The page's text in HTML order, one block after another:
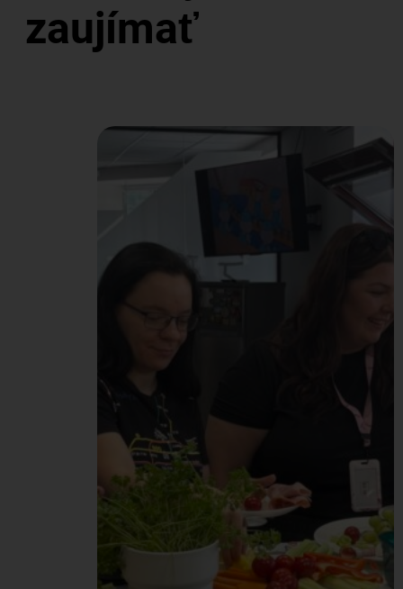
zaujímať